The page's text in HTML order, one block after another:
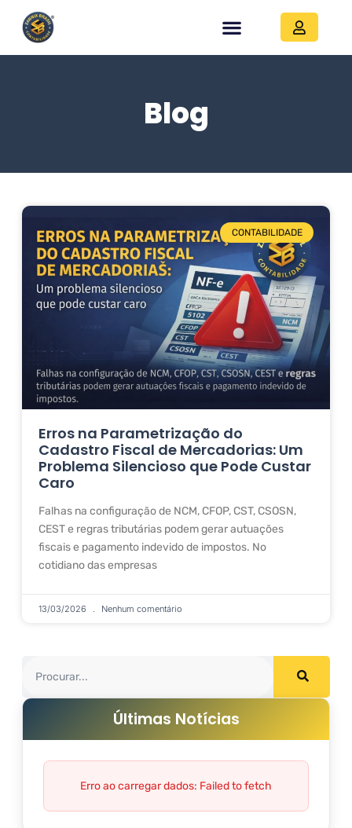
Blog
CONTABILIDADE
Erros na Parametrização do
Cadastro Fiscal de Mercadorias: Um
Problema Silencioso que Pode Custar
Caro
Falhas na configuração de NCM, CFOP, CST, CSOSN,
CEST e regras tributárias podem gerar autuações
fiscais e pagamento indevido de impostos. No
cotidiano das empresas
13/03/2026 Nenhum comentário
Últimas Notícias
Erro ao carregar dados: Failed to fetch